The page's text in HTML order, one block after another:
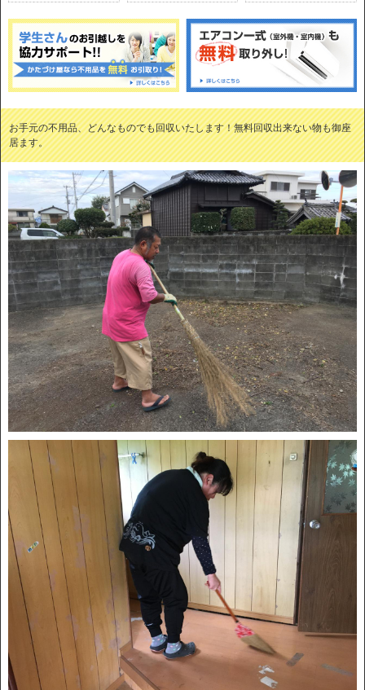
お手元の不用品、どんなものでも回収いたします！無料回収出来ない物も御座
居ます。